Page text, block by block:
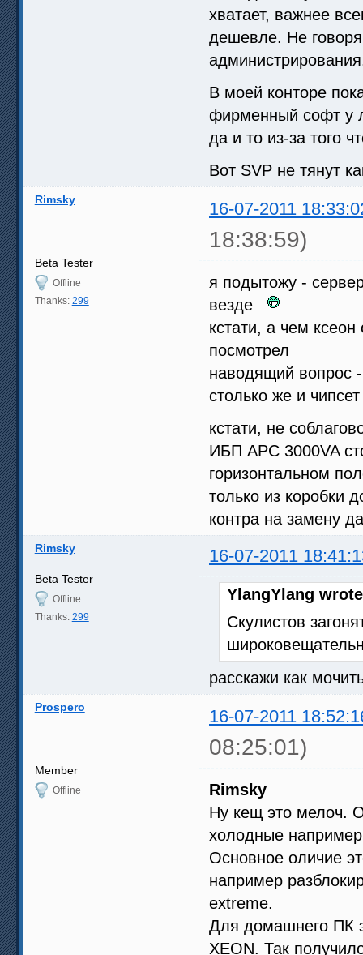
хватает, важнее
дешевле. Не
В моей конторе
фирменный софт у
да и то из-за того
Вот SVP не тянут
Rimsky 16-07-2011
18:38:59)
Beta Tester
Offline
Thanks: 299
я подытожу -
везде
кстати, а чем
посмотрел
наводящий вопрос
столько же и
кстати, не
ИБП APC 3000VA
горизонтальном
только из коробки
контра на замену
Rimsky 16-07-2011
Beta Tester
Offline
Thanks: 299
YlangYlang
Скулистов
расскажи как
Prospero 16-07-2011
08:25:01)
Member
Offline
Rimsky
Ну кещ это мелоч.
холодные
Основное оличие
например
extreme.
Для домашнего ПК
XEON. Так